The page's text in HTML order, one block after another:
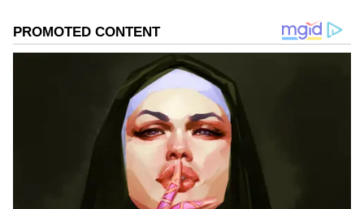
యాంకర్ గా ఎంట్రీ ఇచ్చి నటిగా మారిన వారిలో సురేఖా
వాణి ఒకరు. ఈ బోల్డ్ బ్యూటీ సోషల్ మీడియా పోస్ట్స్ తో
కాకరేపుతున్నారు. యంగ్ హీరోయిన్స్ కి పోటీ ఇచ్చేలా
గ్లామర్ ఒలకబోతున్నారు. పొట్టిబట్టల్లో టెంపరేచర్